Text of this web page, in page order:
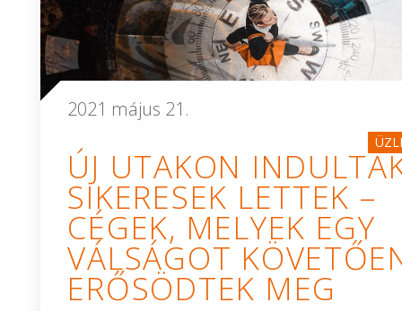
2021 május 21.
ÚJ UTAKON
SIKERESEK LETTEK –
CÉGEK, MELYEK EGY
VÁLSÁGOT
ERŐSÖDTEK MEG